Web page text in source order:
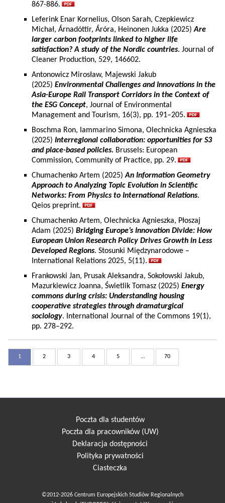
867-886.
Leferink Enar Kornelius, Olson Sarah, Czepkiewicz
Michał, Árnadóttir, Áróra, Heinonen Jukka (2025)Are
larger carbon footprints linked to higher life
satisfaction? A study of the Nordic countries. Journal of
Cleaner Production, 529, 146602.
Antonowicz Mirosław, Majewski Jakub
(2025) Environmental Challenges and Innovations in the
Asia-Europe Rail Transport Corridors in the Context of
the ESG Concept, Journal of Environmental
Management and Tourism, 16(3), pp. 191–205.
Boschma Ron, Iammarino Simona, Olechnicka Agnieszka
(2025) Interregional collaboration: opportunities for S3
and place-based policies. Brussels: European
Commission, Community of Practice, pp. 29.
Chumachenko Artem (2025)An Information Geometry
Approach to Analyzing Topic Evolution in Scientific
Networks: From Physics to International Relations.
Qeios preprint.
Chumachenko Artem, Olechnicka Agnieszka, Płoszaj
Adam (2025) Bridging Europe’s Innovation Divide: How
European Union Research Policy Drives Growth in Less
Developed Regions. Stosunki Międzynarodowe –
International Relations 2025, 5(11).
Frankowski Jan, Prusak Aleksandra, Sokołowski Jakub,
Mazurkiewicz Joanna, Świetlik Tomasz (2025) Energy
commons during crisis: Understanding housing
cooperative strategies through dramaturgical
sociology. International Journal of the Commons 19(1),
pp. 278–292.
1 2 3 4 5 ... 70
Poczta dla studentów
Poczta dla pracowników (UW)
Deklaracja dostępności
Polityka prywatności
Ciasteczka
©2012-2026 Centrum Europejskich Studiów Regionalnych